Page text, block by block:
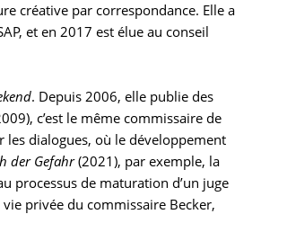
créative par correspondance. Elle a
et en 2017 est élue au conseil
. Depuis 2006, elle publie des
c’est le même commissaire de
les dialogues, où le développement
der Gefahr(2021), par exemple, la
processus de maturation d’un juge
vie privée du commissaire Becker,